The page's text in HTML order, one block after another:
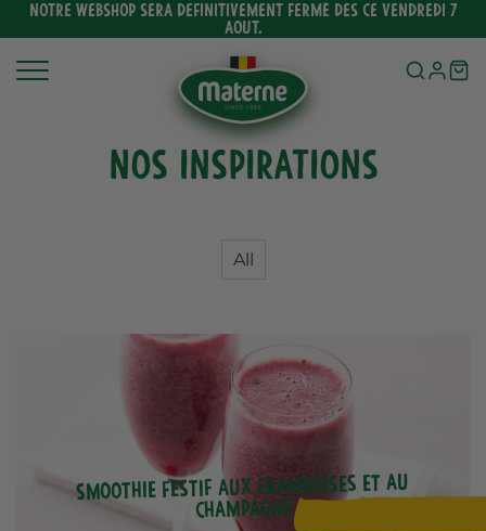
Ignorer
au
NOTRE WEBSHOP SERA DEFINITIVEMENT FERMÉ DES CE VENDREDI 7
AOUT.
Nos inspirations
All
Smoothie festif aux framboises et au
champagne